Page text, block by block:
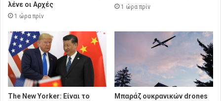
λένε οι Αρχές
1 ώρα πρίν
1 ώρα πρίν
The New Yorker: Είναι το
Μπαράζ ουκρανικών drones